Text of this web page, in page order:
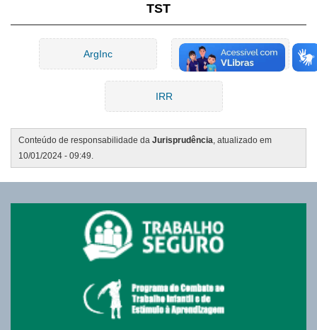
TST
ArgInc IAC
IRR
Conteúdo de responsabilidade da Jurisprudência, atualizado em
10/01/2024 - 09:49.